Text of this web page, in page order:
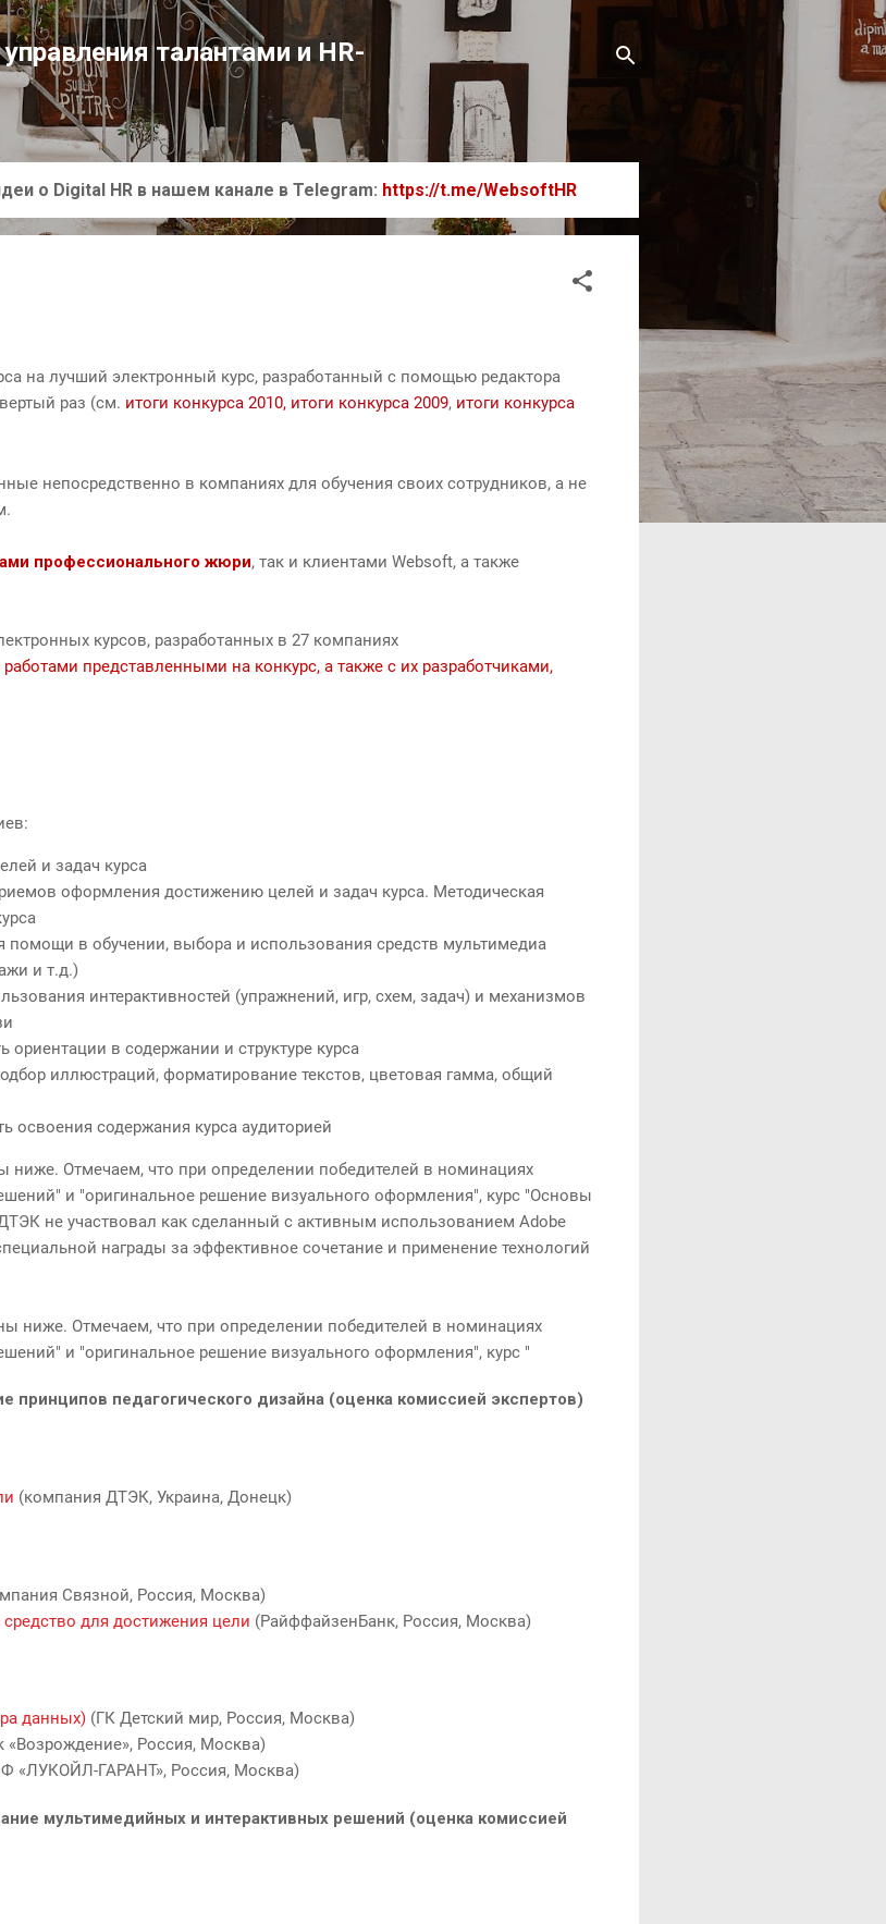
К основному контенту
талантами и HR-
о Digital HR в нашем канале в Telegram: https://t.me/WebsoftHR
на лучший электронный курс, разработанный с помощью редактора
раз (см. итоги конкурса 2010, итоги конкурса 2009, итоги конкурса
непосредственно в компаниях для обучения своих сотрудников, а не
профессионального жюри, так и клиентами Websoft, а также
курсов, разработанных в 27 компаниях
представленными на конкурс, а также с их разработчиками,
и задач курса
оформления достижению целей и задач курса. Методическая
помощи в обучении, выбора и использования средств мультимедиа
и т.д.)
интерактивностей (упражнений, игр, схем, задач) и механизмов
ориентации в содержании и структуре курса
иллюстраций, форматирование текстов, цветовая гамма, общий
освоения содержания курса аудиторией
ниже. Отмечаем, что при определении победителей в номинациях
и "оригинальное решение визуального оформления", курс "Основы
не участвовал как сделанный с активным использованием Adobe
награды за эффективное сочетание и применение технологий
ниже. Отмечаем, что при определении победителей в номинациях
и "оригинальное решение визуального оформления", курс "
принципов педагогического дизайна (оценка комиссией экспертов)
(компания ДТЭК, Украина, Донецк)
Связной, Россия, Москва)
для достижения цели (РайффайзенБанк, Россия, Москва)
данных) (ГК Детский мир, Россия, Москва)
«Возрождение», Россия, Москва)
«ЛУКОЙЛ-ГАРАНТ», Россия, Москва)
мультимедийных и интерактивных решений (оценка комиссией